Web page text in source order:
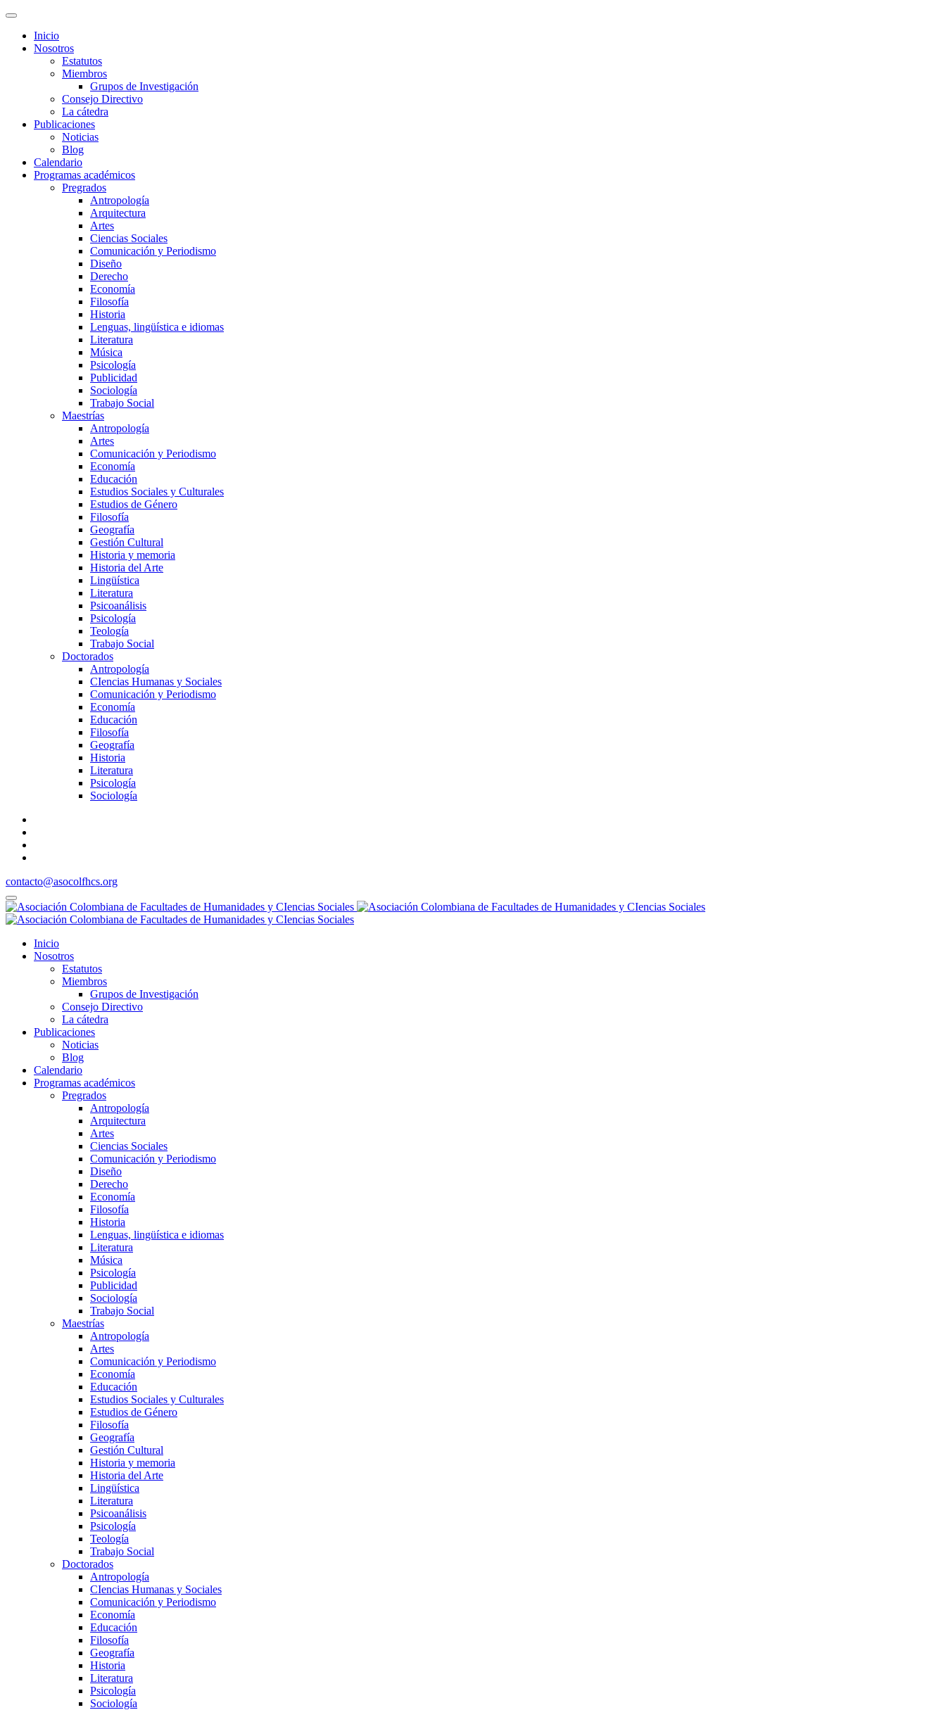
Inicio
Nosotros
Estatutos
Miembros
Grupos de Investigación
Consejo Directivo
La cátedra
Publicaciones
Noticias
Blog
Calendario
Programas académicos
Pregrados
Antropología
Arquitectura
Artes
Ciencias Sociales
Comunicación y Periodismo
Diseño
Derecho
Economía
Filosofía
Historia
Lenguas, lingüística e idiomas
Literatura
Música
Psicología
Publicidad
Sociología
Trabajo Social
Maestrías
Antropología
Artes
Comunicación y Periodismo
Economía
Educación
Estudios Sociales y Culturales
Estudios de Género
Filosofía
Geografía
Gestión Cultural
Historia y memoria
Historia del Arte
Lingüística
Literatura
Psicoanálisis
Psicología
Teología
Trabajo Social
Doctorados
Antropología
CIencias Humanas y Sociales
Comunicación y Periodismo
Economía
Educación
Filosofía
Geografía
Historia
Literatura
Psicología
Sociología
contacto@asocolfhcs.org
Inicio
Nosotros
Estatutos
Miembros
Grupos de Investigación
Consejo Directivo
La cátedra
Publicaciones
Noticias
Blog
Calendario
Programas académicos
Pregrados
Antropología
Arquitectura
Artes
Ciencias Sociales
Comunicación y Periodismo
Diseño
Derecho
Economía
Filosofía
Historia
Lenguas, lingüística e idiomas
Literatura
Música
Psicología
Publicidad
Sociología
Trabajo Social
Maestrías
Antropología
Artes
Comunicación y Periodismo
Economía
Educación
Estudios Sociales y Culturales
Estudios de Género
Filosofía
Geografía
Gestión Cultural
Historia y memoria
Historia del Arte
Lingüística
Literatura
Psicoanálisis
Psicología
Teología
Trabajo Social
Doctorados
Antropología
CIencias Humanas y Sociales
Comunicación y Periodismo
Economía
Educación
Filosofía
Geografía
Historia
Literatura
Psicología
Sociología